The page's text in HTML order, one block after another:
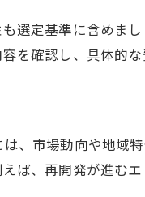
人口動態から考
リフォームで住
不動産売買後の
リノベーション
選定基準に含めま
を確認し、具体的
、市場動向や地域
ば、再開発が進む